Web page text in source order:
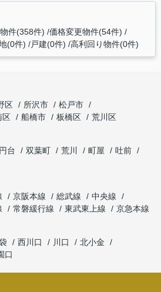
件(358件) 価格変更物件(54件)
(0件) 戸建(0件) 高利回り物件(0件)
区 所沢市
松戸市
区 船橋市 板橋区
荒川区
台 双葉町 荒川 町屋
吐前
京阪本線 総武線
中央線
常磐緩行線 東武東上線
京急本線
西川口 川口
北小金
口